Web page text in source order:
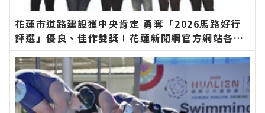
花蓮市道路建設獲中央肯定 勇奪「2026馬路好行
評選」優良、佳作雙獎∣花蓮新聞網官方網站各類
新聞－最快速的今日新聞報導 最新的在地資訊！